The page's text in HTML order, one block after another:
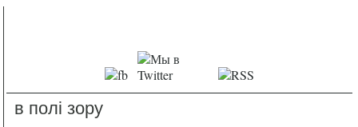
в полі зору